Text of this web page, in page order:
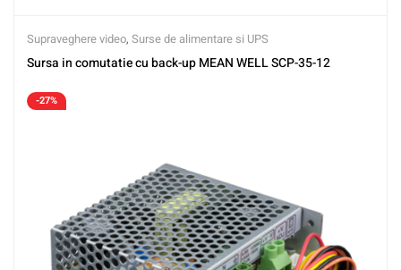
Supraveghere video, Surse de alimentare si UPS
Sursa in comutatie cu back-up MEAN WELL SCP-35-12
-27%